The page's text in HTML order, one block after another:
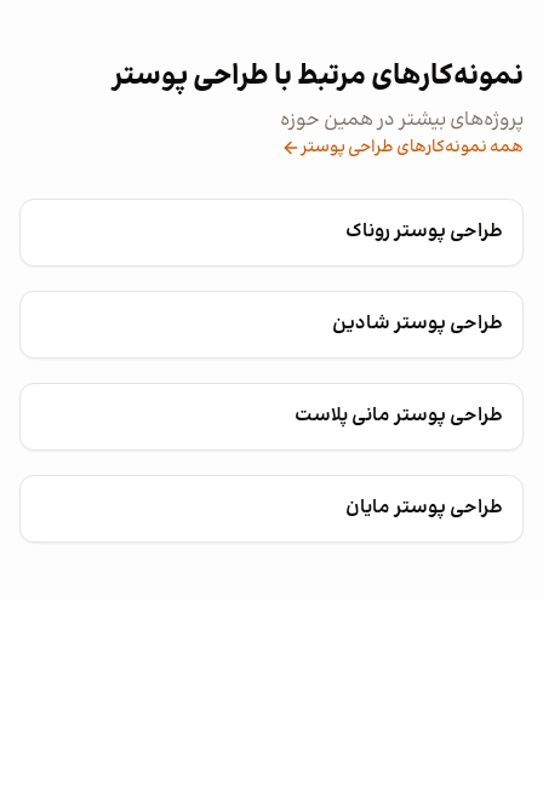
نمونه‌کارهای مرتبط با طراحی پوستر
پروژه‌های بیشتر در همین حوزه
همه نمونه‌کارهای طراحی پوستر
طراحی پوستر روناک
طراحی پوستر شادین
طراحی پوستر مانی پلاست
طراحی پوستر مایان